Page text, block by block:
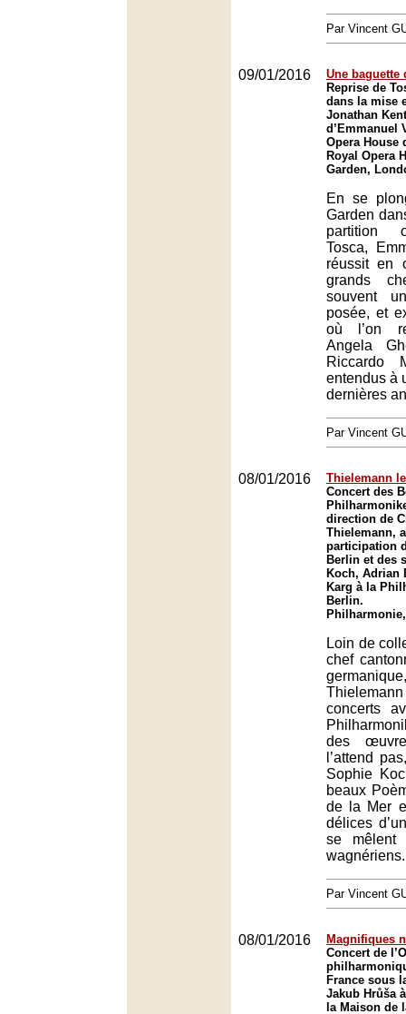
Par Vincent
09/01/2016
Une baguette
Reprise de
dans la mise
Jonathan
d’Emmanuel
Opera House
Royal Opera
Garden,
En se
Garden
partition
Tosca,
réussit en
grands
souvent
posée, et
où l’on
Angela
Riccardo
entendus à
dernières
Par Vincent
08/01/2016
Thielemann
Concert des
direction de
Thielemann,
participation
Berlin et des
Koch, Adrian
Karg à la
Berlin.
Loin de
chef
concerts
des
l’attend
Sophie
beaux
de la Mer
délices
se mêlent
wagnériens.
Par Vincent
08/01/2016
Magnifiques
Concert de
France sous
Jakub Hrůša
la Maison de